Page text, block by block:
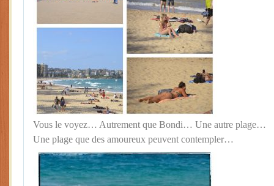
Vous le voyez… Autrement que Bondi… Une autre plage…
Une plage que des amoureux peuvent contempler…